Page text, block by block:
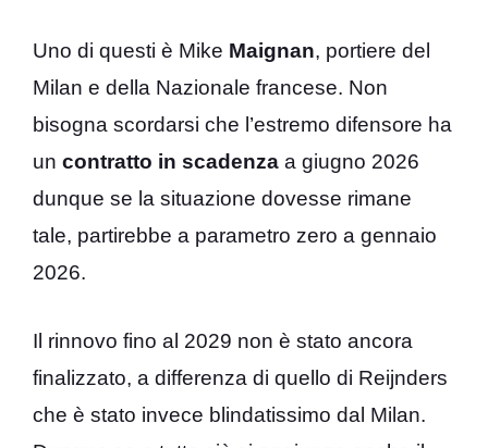
Uno di questi è Mike Maignan, portiere del
Milan e della Nazionale francese. Non
bisogna scordarsi che l’estremo difensore ha
un contratto in scadenza a giugno 2026
dunque se la situazione dovesse rimane
tale, partirebbe a parametro zero a gennaio
2026.
Il rinnovo fino al 2029 non è stato ancora
finalizzato, a differenza di quello di Reijnders
che è stato invece blindatissimo dal Milan.